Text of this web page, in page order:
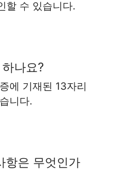
할 수 있습니다.
나요?
에 기재된 13자리
니다.
항은 무엇인가